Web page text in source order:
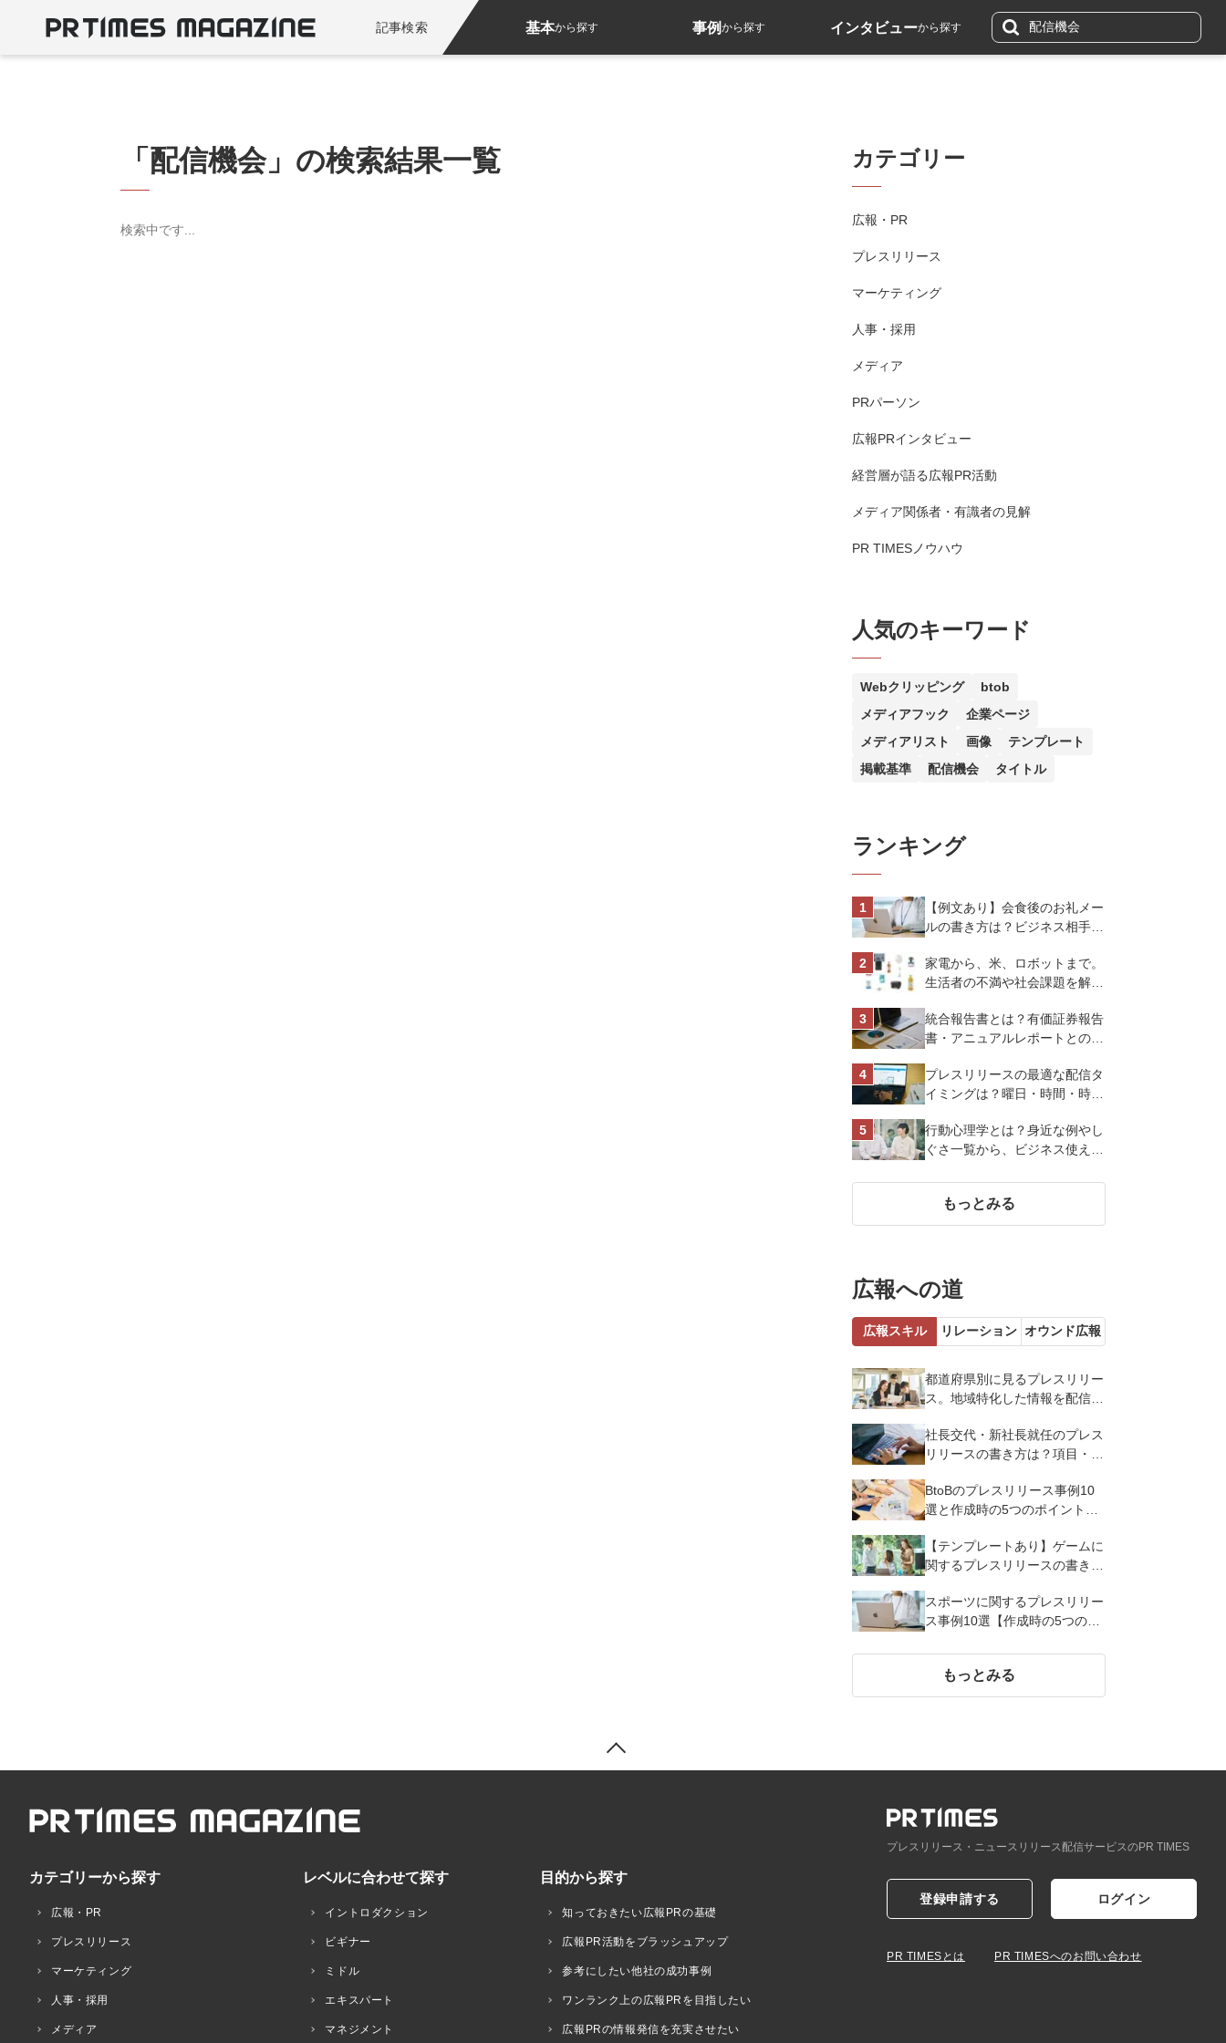
記事検索 基本から探す 事例から探す インタビューから探す
「配信機会」の検索結果一覧
検索中です...
カテゴリー
広報・PR
プレスリリース
マーケティング
人事・採用
メディア
PRパーソン
広報PRインタビュー
経営層が語る広報PR活動
メディア関係者・有識者の見解
PR TIMESノウハウ
人気のキーワード
Webクリッピング
btob
メディアフック
企業ページ
メディアリスト
画像
テンプレート
掲載基準
配信機会 タイトル
ランキング
【例文あり】会食後のお礼メー
ルの書き方は？ビジネス相手に
トを解説
家電から、米、ロボットまで。
生活者の不満や社会課題を解決
スオーヤマ株式会社
統合報告書とは？有価証券報告
書・アニュアルレポートとの違
プレスリリースの最適な配信タ
イミングは？曜日・時間・時期
化させよう
行動心理学とは？身近な例やし
ぐさ一覧から、ビジネス使える
もっとみる
広報への道
広報スキル リレーション オウンド広報
都道府県別に見るプレスリリー
ス。地域特化した情報を配信す
社長交代・新社長就任のプレス
リリースの書き方は？項目・ポ
BtoBのプレスリリース事例10
選と作成時の5つのポイントを
【テンプレートあり】ゲームに
関するプレスリリースの書き方
スポーツに関するプレスリリー
ス事例10選【作成時の5つのポ
もっとみる
カテゴリーから探す
広報・PR
プレスリリース
マーケティング
人事・採用
メディア
レベルに合わせて探す
イントロダクション
ビギナー
ミドル
エキスパート
マネジメント
目的から探す
知っておきたい広報PRの基礎
広報PR活動をブラッシュアップ
参考にしたい他社の成功事例
ワンランク上の広報PRを目指したい
広報PRの情報発信を充実させたい
プレスリリース・ニュースリリース配信サービスのPR TIMES
登録申請する ログイン
PR TIMESとは PR TIMESへのお問い合わせ